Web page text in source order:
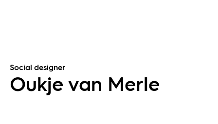
Social designer
Oukje van Merle